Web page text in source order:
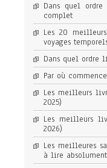
Dans quel
complet
Les 20
voyages
Dans quel ordre
Par où
Les meilleurs
2025)
Les meilleurs
2026)
Les meilleures
à lire absolument